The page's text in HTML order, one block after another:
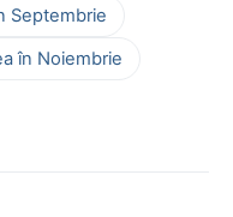
Septembrie
în Noiembrie